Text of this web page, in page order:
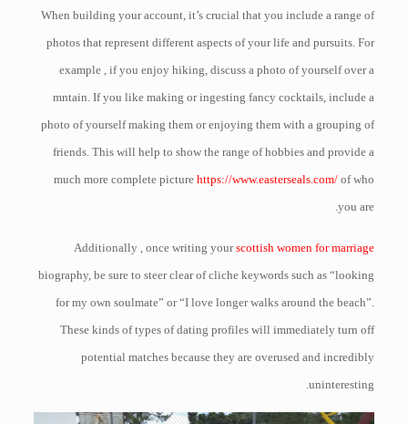
When building your account, it’s crucial that you include a range of
photos that represent different aspects of your life and pursuits. For
example , if you enjoy hiking, discuss a photo of yourself over a
mntain. If you like making or ingesting fancy cocktails, include a
photo of yourself making them or enjoying them with a grouping of
friends. This will help to show the range of hobbies and provide a
much more complete picturehttps://www.easterseals.com/ of who
you are.
Additionally , once writing yourscottish women for marriage
biography, be sure to steer clear of cliche keywords such as “looking
for my own soulmate” or “I love longer walks around the beach”.
These kinds of types of dating profiles will immediately turn off
potential matches because they are overused and incredibly
uninteresting.